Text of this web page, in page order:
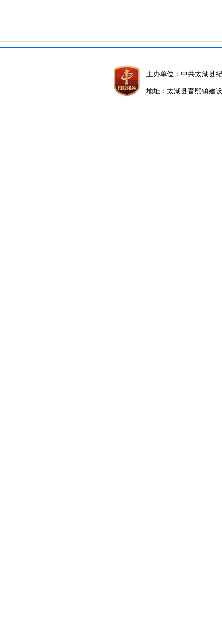
主办单位：中共太湖县
地址：太湖县晋熙镇建